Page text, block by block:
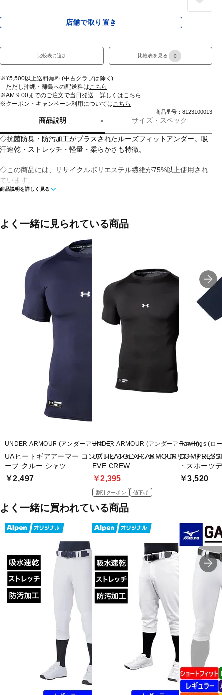
店舗で取り置き
比較表に追加 比較表を見る 0
※¥5,500以上送料無料 (中古クラブは除く)
ただし沖縄・離島への配送料はこちら
※AM 9:00までのご注文で当日発送 詳しくはこちら
※クーポン・キャンペーン利用についてはこちら
商品番号：8123100013
商品説明 サイズ・スペック
◇抗菌防臭・防汚加工がプラスされたルーズフィットアンダー。吸
汗速乾・ストレッチ・軽量・柔らかさも特徴。
◇この商品には、リサイクルポリエステル繊維が75%以上使用され
ています。
◇Pure Hyper:こすり洗いなしでも泥汚れが落ちやすい優れた防汚性
◇吸汗速乾:汗を素早く吸収、拡散
◇クイックドライPLUS
◇動きをよりスムーズにし、不快なつっぱり感を軽減
◇運動時の動きやすさを科学した快適モーション設計
◇ダイナモーションフィット
◇12JA5P30後継品
◇衿の高さ:1.5cm
■カラー(メーカー表記):
サックスブルー(12JAAP3027:ブルー)
ブルー(12JAAP3016:パステルネイビー)
ネイビー(12JAAP3014:ネイビー)
ワイン(12JAAP3063:エンジ)
ホワイト(12JAAP3001:ホワイト)
ブラック(12JAAP3009:ブラック)
レッド(12JAAP3062:レッド)
■素材:ポリエステル91%、ポリウレタン9%
■生産国:中国
■2023年モデル
■メーカー型番：12JAAP3001, 12JAAP3009, 12JAAP3014,
12JAAP3016, 12JAAP3027, 12JAAP3034, 12JAAP3062,
12JAAP3063, 12JAAP3067
商品説明を詳しく見る
よく一緒に見られている商品
UNDER ARMOUR (アンダーアーマー)
UAヒートギアアーマー コンプレッション ショートスリ
ーブ クルー シャツ
￥2,497
UNDER ARMOUR (アンダーアーマー)
UA HEATGEAR ARMOUR
EVE CREW
￥2,395
割引クーポン 値下げ
Rawlings (ロ
ローリング
・スポーツ
￥3,520
よく一緒に買われている商品